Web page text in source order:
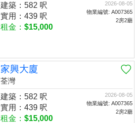
2026-08-05
物業編號: A007365
2房2廳
建築：582 呎
實用：439 呎
租金： $15,000
家興大廈
荃灣
2026-08-05
物業編號: A007365
2房2廳
建築：582 呎
實用：439 呎
租金： $15,000